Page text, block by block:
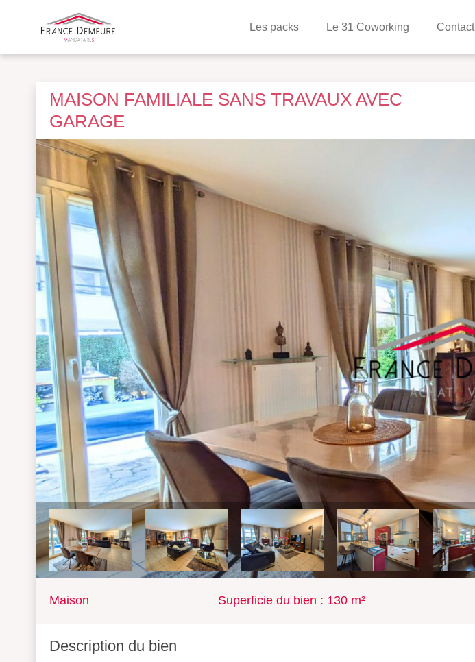
Les packs Le 31 Coworking Contact
MAISON FAMILIALE SANS TRAVAUX AVEC
GARAGE
maison Superficie du bien : 130 m²
Description du bien